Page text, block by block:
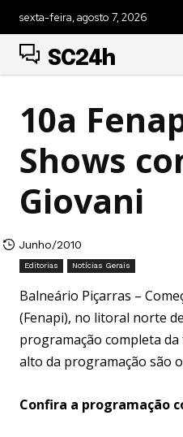
sexta-feira, agosto 7, 2026
SC24h
10a
Shows
Giovani
Junho/2010
Editorias Notícias Gerais
Balneário Piçarras –
(Fenapi), no litoral norte
programação completa
alto da programação são
Confira a programação